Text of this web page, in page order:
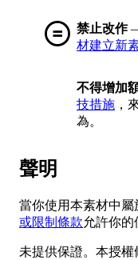
禁止改作
材建立新
不得增加
技措施 ，
為。
聲明
當你使用本素材中
或限制條款允許你的
未提供保證。本授